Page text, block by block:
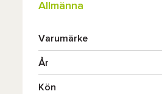
Allmänna
Varumärke
År
Kön